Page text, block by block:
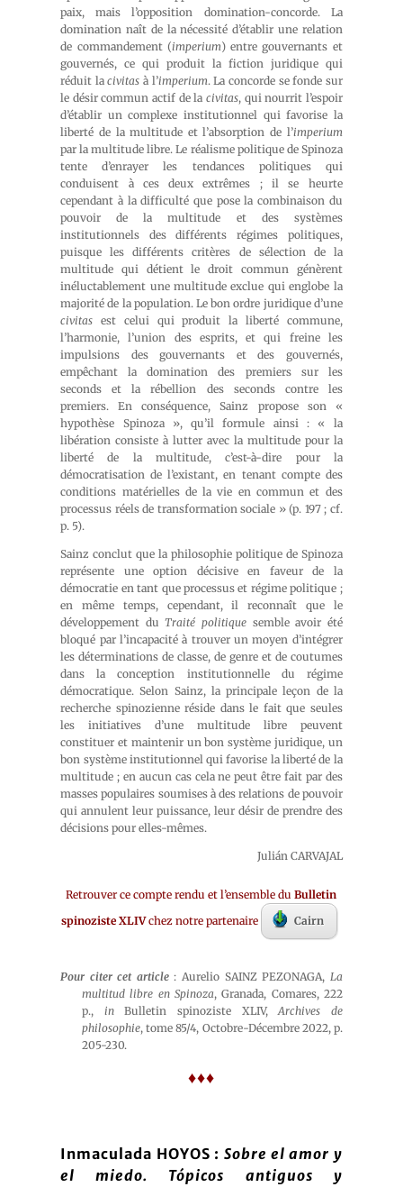
paix, mais l’opposition domination-concorde. La
domination naît de la nécessité d’établir une relation
de commandement (imperium) entre gouvernants et
gouvernés, ce qui produit la fiction juridique qui
réduit lacivitas à l’imperium. La concorde se fonde sur
le désir commun actif de la civitas, qui nourrit l’espoir
d’établir un complexe institutionnel qui favorise la
liberté de la multitude et l’absorption de l’imperium
par la multitude libre. Le réalisme politique de Spinoza
tente d’enrayer les tendances politiques qui
conduisent à ces deux extrêmes ; il se heurte
cependant à la difficulté que pose la combinaison du
pouvoir de la multitude et des systèmes
institutionnels des différents régimes politiques,
puisque les différents critères de sélection de la
multitude qui détient le droit commun génèrent
inéluctablement une multitude exclue qui englobe la
majorité de la population. Le bon ordre juridique d’une
civitas est celui qui produit la liberté commune,
l’harmonie, l’union des esprits, et qui freine les
impulsions des gouvernants et des gouvernés,
empêchant la domination des premiers sur les
seconds et la rébellion des seconds contre les
premiers. En conséquence, Sainz propose son «
hypothèse Spinoza », qu’il formule ainsi : « la
libération consiste à lutter avec la multitude pour la
liberté de la multitude, c’est-à-dire pour la
démocratisation de l’existant, en tenant compte des
conditions matérielles de la vie en commun et des
processus réels de transformation sociale » (p. 197 ; cf.
p. 5).
Sainz conclut que la philosophie politique de Spinoza
représente une option décisive en faveur de la
démocratie en tant que processus et régime politique ;
en même temps, cependant, il reconnaît que le
développement duTraité politique semble avoir été
bloqué par l’incapacité à trouver un moyen d’intégrer
les déterminations de classe, de genre et de coutumes
dans la conception institutionnelle du régime
démocratique. Selon Sainz, la principale leçon de la
recherche spinozienne réside dans le fait que seules
les initiatives d’une multitude libre peuvent
constituer et maintenir un bon système juridique, un
bon système institutionnel qui favorise la liberté de la
multitude ; en aucun cas cela ne peut être fait par des
masses populaires soumises à des relations de pouvoir
qui annulent leur puissance, leur désir de prendre des
décisions pour elles-mêmes.
Julián CARVAJAL
Retrouver ce compte rendu et l’ensemble duBulletin
spinoziste XLIVchez notre partenaire Cairn
Pour citer cet article: Aurelio SAINZ PEZONAGA, La
multitud libre en Spinoza, Granada, Comares, 222
p., inBulletin spinoziste XLIV,Archives de
philosophie, tome 85/4, Octobre-Décembre 2022, p.
205-230.
♦♦♦
Inmaculada HOYOS : Sobre el amor y
el miedo. Tópicos antiguos y